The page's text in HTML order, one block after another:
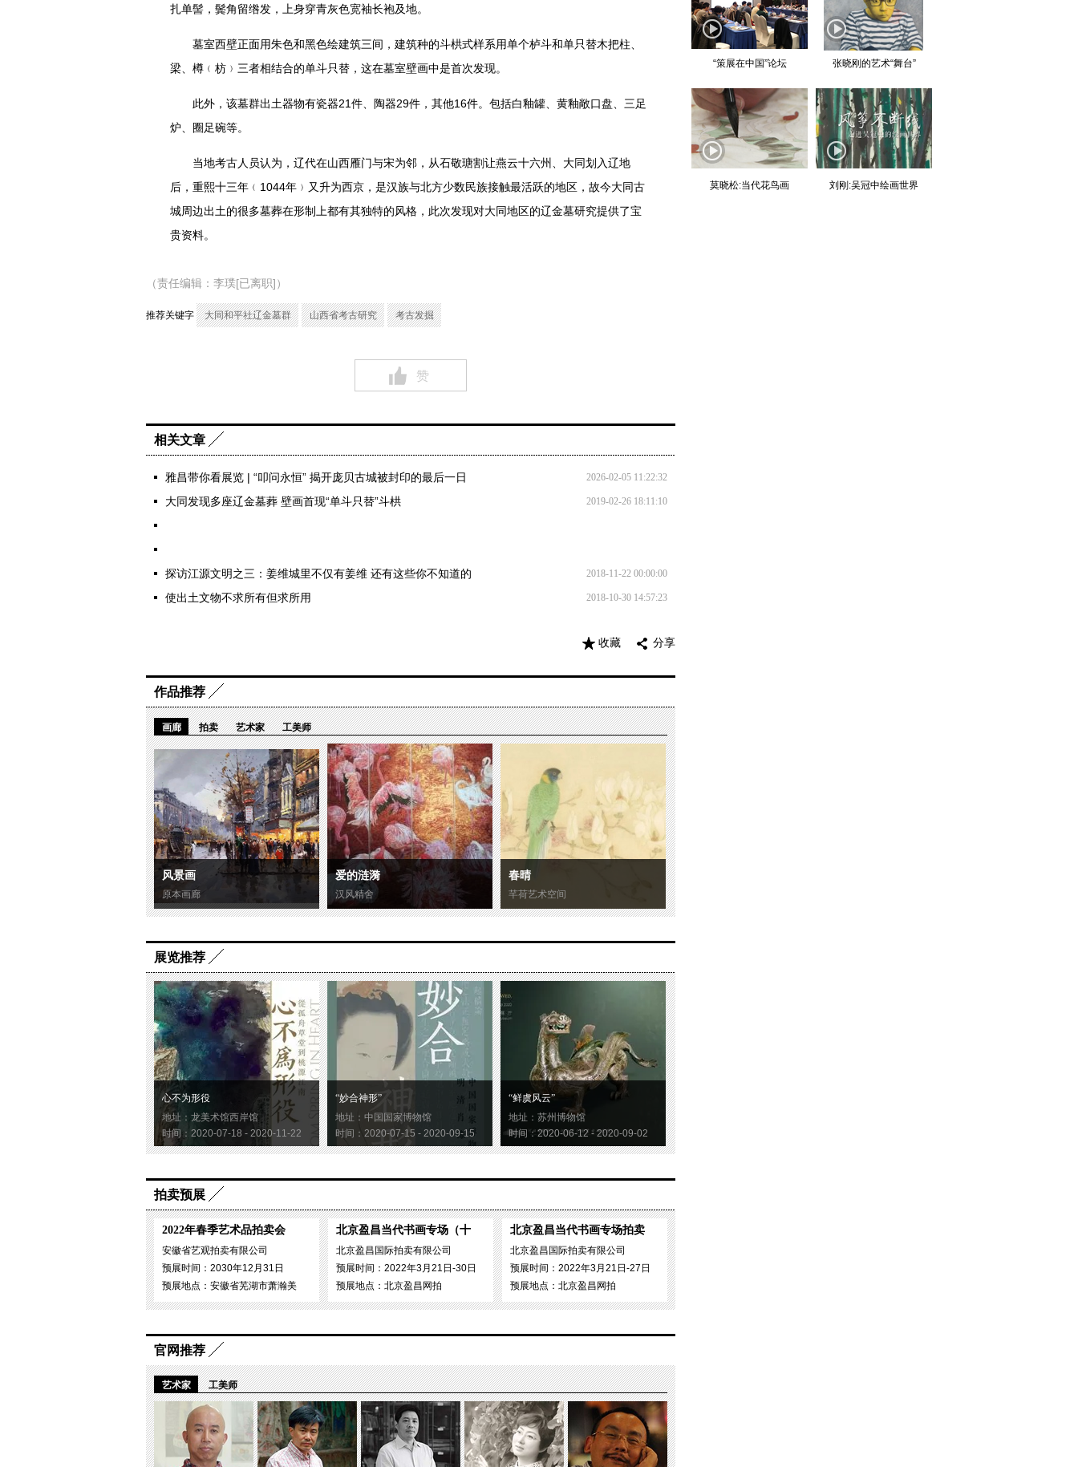
扎单髻，鬓角留绺发，上身穿青灰色宽袖长袍及地。
墓室西壁正面用朱色和黑色绘建筑三间，建筑种的斗栱式样系用单个栌斗和单只替木把柱、
梁、樽﹙枋﹚三者相结合的单斗只替，这在墓室壁画中是首次发现。
此外，该墓群出土器物有瓷器21件、陶器29件，其他16件。包括白釉罐、黄釉敞口盘、三足
炉、圈足碗等。
当地考古人员认为，辽代在山西雁门与宋为邻，从石敬瑭割让燕云十六州、大同划入辽地
后，重熙十三年﹙1044年﹚又升为西京，是汉族与北方少数民族接触最活跃的地区，故今大同古
城周边出土的很多墓葬在形制上都有其独特的风格，此次发现对大同地区的辽金墓研究提供了宝
贵资料。
（责任编辑：李璞[已离职]）
推荐关键字 大同和平社辽金墓群 山西省考古研究 考古发掘
赞
相关文章
2026-02-05 11:22:32
雅昌带你看展览 | “叩问永恒” 揭开庞贝古城被封印的最后一日
2019-02-26 18:11:10
大同发现多座辽金墓葬 壁画首现“单斗只替”斗栱
2018-11-22 00:00:00
探访江源文明之三：姜维城里不仅有姜维 还有这些你不知道的
2018-10-30 14:57:23
使出土文物不求所有但求所用
分享
收藏
作品推荐
画廊 拍卖 艺术家 工美师
风景画
原本画廊
爱的涟漪
汉风精舍
春晴
芊荷艺术空间
展览推荐
心不为形役
地址：龙美术馆西岸馆
时间：2020-07-18 - 2020-11-22
“妙合神形”
地址：中国国家博物馆
时间：2020-07-15 - 2020-09-15
“鲜虞风云”
地址：苏州博物馆
时间：2020-06-12 - 2020-09-02
拍卖预展
2022年春季艺术品拍卖会
安徽省艺观拍卖有限公司
预展时间：2030年12月31日
预展地点：安徽省芜湖市萧瀚美
北京盈昌当代书画专场（十
北京盈昌国际拍卖有限公司
预展时间：2022年3月21日-30日
预展地点：北京盈昌网拍
北京盈昌当代书画专场拍卖
北京盈昌国际拍卖有限公司
预展时间：2022年3月21日-27日
预展地点：北京盈昌网拍
官网推荐
艺术家 工美师
“策展在中国”论坛 张晓刚的艺术“舞台”
莫晓松:当代花鸟画 刘刚:吴冠中绘画世界